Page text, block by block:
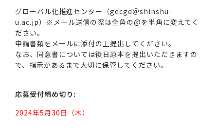
グローバル化推進センター（gecgd＠shinshu-
u.ac.jp）※メール送信の際は全角の@を半角に変えてく
ださい。
申請書類をメールに添付の上提出してください。
なお、同意書については後日原本を提出いただきますの
で、指示があるまで大切に保管してください。
応募受付締め切り:
2024年5月30日（木）